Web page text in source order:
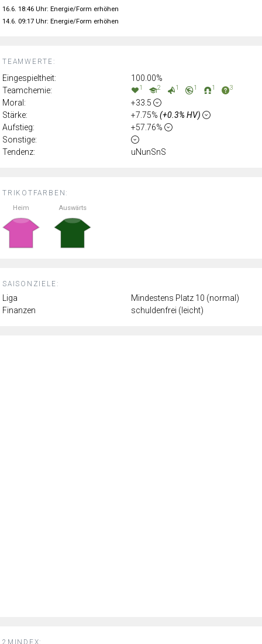
TRIKOTFARBEN:
Heim Auswärts
SAISONZIELE:
Liga
Mindestens Platz 10 (normal)
Finanzen
schuldenfrei (leicht)
2MINDEX:
TEAMWERTE:
Eingespieltheit:
100.00%
Teamchemie:
1 2 1 1 1 3
Moral:
+33.5
Stärke:
+7.75% (+0.3% HV)
Aufstieg:
+57.76%
Sonstige:
Tendenz:
uNunSnS
16.6. 18:46 Uhr: Energie/Form erhöhen
14.6. 09:17 Uhr: Energie/Form erhöhen